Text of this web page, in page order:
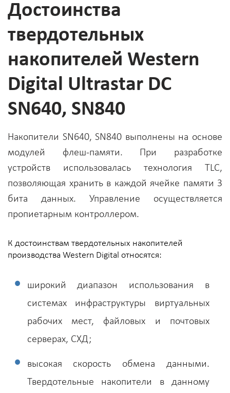
Достоинства
твердотельных
накопителей Western
Digital Ultrastar DC
SN640, SN840
Накопители SN640, SN840 выполнены на основе
модулей флеш-памяти. При разработке
устройств использовалась технология TLC,
позволяющая хранить в каждой ячейке памяти 3
бита данных. Управление осуществляется
пропиетарным контроллером.
К достоинствам твердотельных накопителей
производства Western Digital относятся:
широкий диапазон использования в
системах инфраструктуры виртуальных
рабочих мест, файловых и почтовых
серверах, СХД;
высокая скорость обмена данными.
Твердотельные накопители в данному